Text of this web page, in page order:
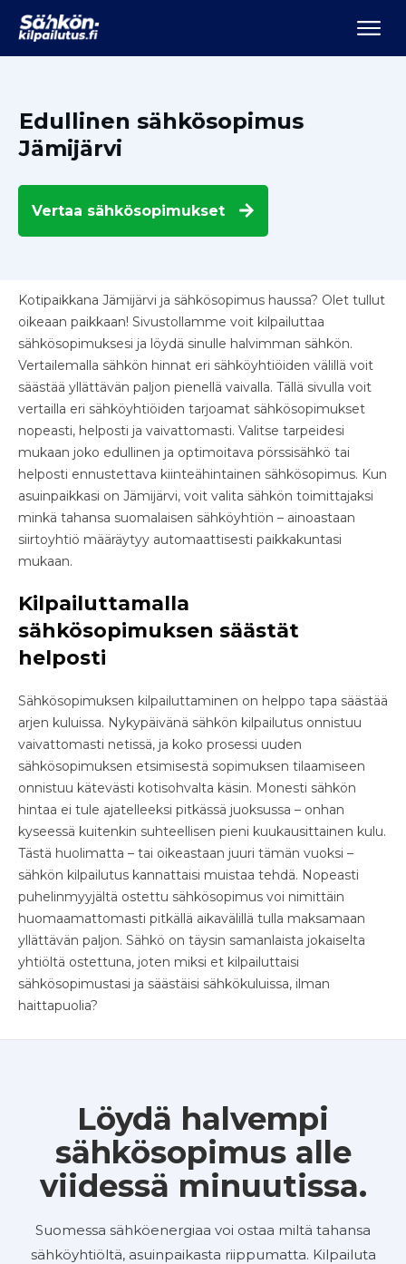
Edullinen sähkösopimus
Jämijärvi
Vertaa sähkösopimukset
Kotipaikkana Jämijärvi ja sähkösopimus haussa? Olet tullut
oikeaan paikkaan! Sivustollamme voit kilpailuttaa
sähkösopimuksesi ja löydä sinulle halvimman sähkön.
Vertailemalla sähkön hinnat eri sähköyhtiöiden välillä voit
säästää yllättävän paljon pienellä vaivalla. Tällä sivulla voit
vertailla eri sähköyhtiöiden tarjoamat sähkösopimukset
nopeasti, helposti ja vaivattomasti. Valitse tarpeidesi
mukaan joko edullinen ja optimoitava pörssisähkö tai
helposti ennustettava kiinteähintainen sähkösopimus. Kun
asuinpaikkasi on Jämijärvi, voit valita sähkön toimittajaksi
minkä tahansa suomalaisen sähköyhtiön – ainoastaan
siirtoyhtiö määräytyy automaattisesti paikkakuntasi
mukaan.
Kilpailuttamalla
sähkösopimuksen säästät
helposti
Sähkösopimuksen kilpailuttaminen on helppo tapa säästää
arjen kuluissa. Nykypäivänä sähkön kilpailutus onnistuu
vaivattomasti netissä, ja koko prosessi uuden
sähkösopimuksen etsimisestä sopimuksen tilaamiseen
onnistuu kätevästi kotisohvalta käsin. Monesti sähkön
hintaa ei tule ajatelleeksi pitkässä juoksussa – onhan
kyseessä kuitenkin suhteellisen pieni kuukausittainen kulu.
Tästä huolimatta – tai oikeastaan juuri tämän vuoksi –
sähkön kilpailutus kannattaisi muistaa tehdä. Nopeasti
puhelinmyyjältä ostettu sähkösopimus voi nimittäin
huomaamattomasti pitkällä aikavälillä tulla maksamaan
yllättävän paljon. Sähkö on täysin samanlaista jokaiselta
yhtiöltä ostettuna, joten miksi et kilpailuttaisi
sähkösopimustasi ja säästäisi sähkökuluissa, ilman
haittapuolia?
Löydä halvempi
sähkösopimus alle
viidessä minuutissa.
Suomessa sähköenergiaa voi ostaa miltä tahansa
sähköyhtiöltä, asuinpaikasta riippumatta. Kilpailuta